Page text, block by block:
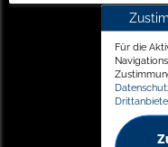
Für die